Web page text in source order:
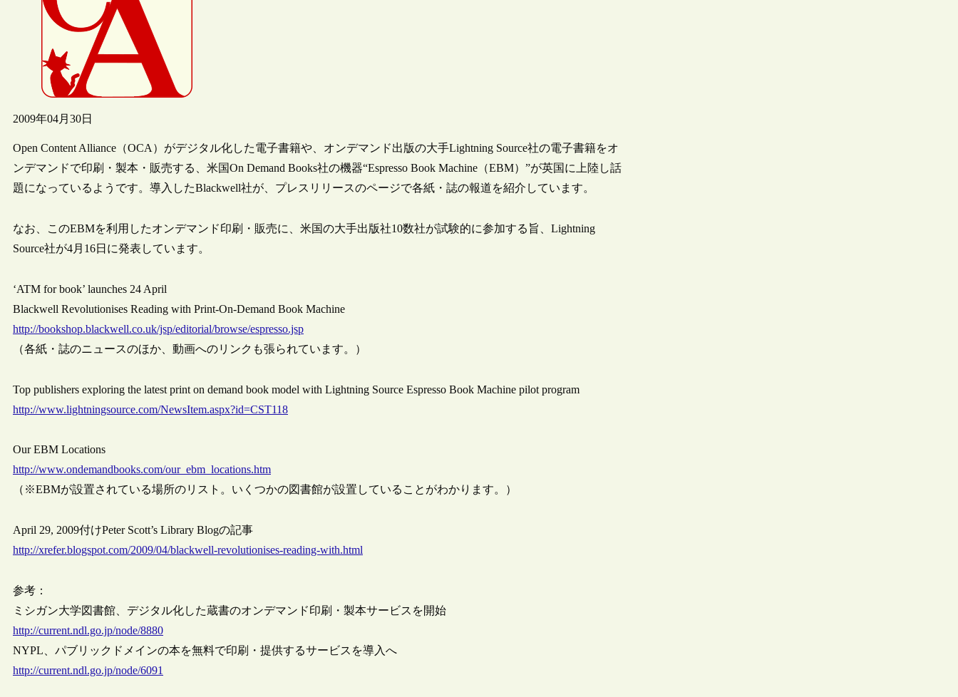
2009年04月30日
Open Content Alliance（OCA）がデジタル化した電子書籍や、オンデマンド出版の大手Lightning Source社の電子書籍をオ
ンデマンドで印刷・製本・販売する、米国On Demand Books社の機器“Espresso Book Machine（EBM）”が英国に上陸し話
題になっているようです。導入したBlackwell社が、プレスリリースのページで各紙・誌の報道を紹介しています。
なお、このEBMを利用したオンデマンド印刷・販売に、米国の大手出版社10数社が試験的に参加する旨、Lightning
Source社が4月16日に発表しています。
‘ATM for book’ launches 24 April
Blackwell Revolutionises Reading with Print-On-Demand Book Machine
http://bookshop.blackwell.co.uk/jsp/editorial/browse/espresso.jsp
（各紙・誌のニュースのほか、動画へのリンクも張られています。）
Top publishers exploring the latest print on demand book model with Lightning Source Espresso Book Machine pilot program
http://www.lightningsource.com/NewsItem.aspx?id=CST118
Our EBM Locations
http://www.ondemandbooks.com/our_ebm_locations.htm
（※EBMが設置されている場所のリスト。いくつかの図書館が設置していることがわかります。）
April 29, 2009付けPeter Scott’s Library Blogの記事
http://xrefer.blogspot.com/2009/04/blackwell-revolutionises-reading-with.html
参考：
ミシガン大学図書館、デジタル化した蔵書のオンデマンド印刷・製本サービスを開始
http://current.ndl.go.jp/node/8880
NYPL、パブリックドメインの本を無料で印刷・提供するサービスを導入へ
http://current.ndl.go.jp/node/6091